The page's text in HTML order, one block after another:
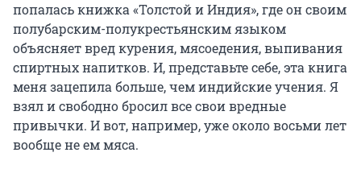
попалась книжка «Толстой и Индия», где он своим
полубарским-полукрестьянским языком
объясняет вред курения, мясоедения, выпивания
спиртных напитков. И, представьте себе, эта книга
меня зацепила больше, чем индийские учения. Я
взял и свободно бросил все свои вредные
привычки. И вот, например, уже около восьми лет
вообще не ем мяса.